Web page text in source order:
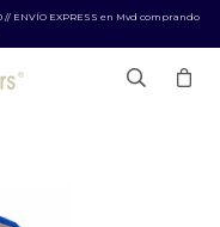
ENVÍO EXPRESS en Mvd comprando